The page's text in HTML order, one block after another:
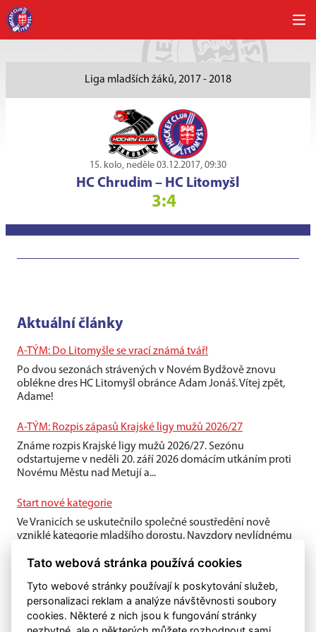
Liga mladších žáků, 2017 - 2018
15. kolo, neděle 03.12.2017, 09:30
HC Chrudim – HC Litomyšl
3:4
Aktuální články
A-TÝM: Do Litomyšle se vrací známá tvář!
Po dvou sezonách strávených v Novém Bydžově znovu
oblékne dres HC Litomyšl obránce Adam Jonáš. Vítej zpět,
Adame!
A-TÝM: Rozpis zápasů Krajské ligy mužů 2026/27
Známe rozpis Krajské ligy mužů 2026/27. Sezónu
odstartujeme v neděli 20. září 2026 domácím utkáním proti
Novému Městu nad Metují a...
Start nové kategorie
Ve Vranicích se uskutečnilo společné soustředění nově
vzniklé kategorie mladšího dorostu. Navzdory nevlídnému
Tato webová stránka používá cookies
Tyto webové stránky používají k poskytování služeb,
personalizaci reklam a analýze návštěvnosti soubory
cookies. Některé z nich jsou k fungování stránky